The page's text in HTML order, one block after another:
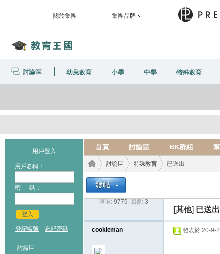
關於集團 集團品牌
討論區 幼兒教育 小學 中學 特殊教育
用戶登入
用戶名稱：
密 碼：
登入
登記帳號 忘記密碼
討論區
首頁 討論區 BK群組
討論區
›
特殊教育 已送出
查看: 9779 回覆: 3
[其他] 已送出
cookieman 發表於 20-9-